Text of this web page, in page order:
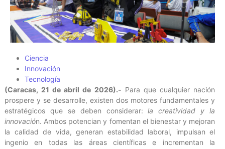
Ciencia
Innovación
Tecnología
(Caracas, 21 de abril de 2026).- Para que cualquier nación
prospere y se desarrolle, existen dos motores fundamentales y
estratégicos que se deben considerar:la creatividad y la
innovación. Ambos potencian y fomentan el bienestar y mejoran
la calidad de vida, generan estabilidad laboral, impulsan el
ingenio en todas las áreas científicas e incrementan la